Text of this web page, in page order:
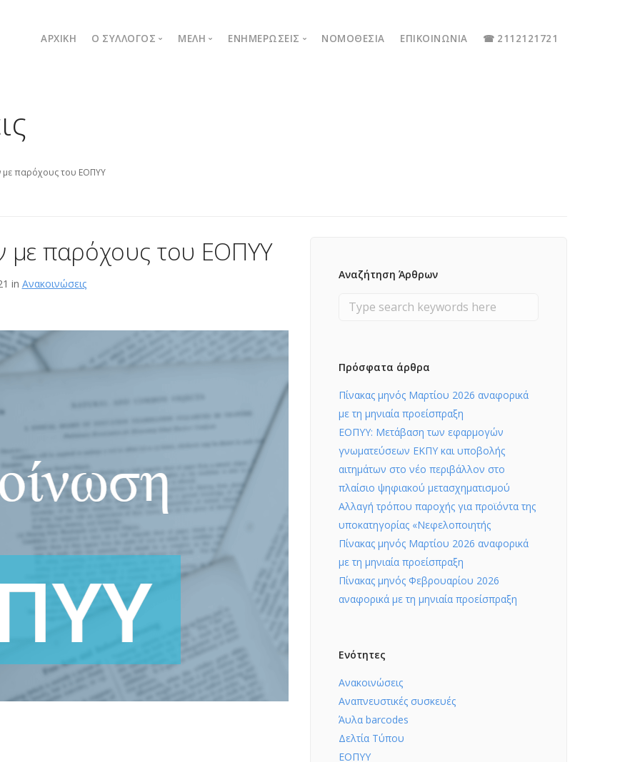
ΑΡΧΙΚΉ Ο ΣΥΛΛΟΓΟΣ ΜΈΛΗ ΕΝΗΜΕΡΏΣΕΙΣ ΝΟΜΟΘΕΣΊΑ ΕΠΙΚΟΙΝΩΝΊΑ ☎ 2112121721
παρόχους του ΕΟΠΥΥ
παρόχους του ΕΟΠΥΥ
in Ανακοινώσεις
Αναζήτηση Άρθρων
Πρόσφατα άρθρα
Πίνακας μηνός Μαρτίου 2026 αναφορικά
με τη μηνιαία προείσπραξη
ΕΟΠΥΥ: Μετάβαση των εφαρμογών
γνωματεύσεων ΕΚΠΥ και υποβολής
αιτημάτων στο νέο περιβάλλον στο
πλαίσιο ψηφιακού μετασχηματισμού
Αλλαγή τρόπου παροχής για προϊόντα της
υποκατηγορίας «Νεφελοποιητής
Πίνακας μηνός Μαρτίου 2026 αναφορικά
με τη μηνιαία προείσπραξη
Πίνακας μηνός Φεβρουαρίου 2026
αναφορικά με τη μηνιαία προείσπραξη
Ενότητες
Ανακοινώσεις
Αναπνευστικές συσκευές
Άυλα barcodes
Δελτία Τύπου
ΕΟΠΥΥ